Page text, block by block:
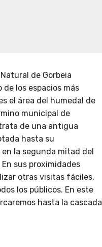
de Gorbeia
de los espacios más
el área del humedal de
municipal de
de una antigua
hasta su
la segunda mitad del
En sus proximidades
otras visitas fáciles,
los públicos. En este
hasta la cascada